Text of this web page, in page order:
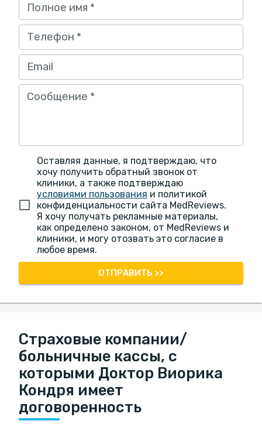
Полное имя *
Телефон *
Email
Сообщение *
Оставляя данные, я подтверждаю, что
хочу получить обратный звонок от
клиники, а также подтверждаю
условиями пользования и политикой
конфиденциальности сайта MedReviews.
Я хочу получать рекламные материалы,
как определено законом, от MedReviews и
клиники, и могу отозвать это согласие в
любое время.
ОТПРАВИТЬ >>
Страховые компании/
больничные кассы, с
которыми Доктор Виорика
Кондря имеет
договоренность